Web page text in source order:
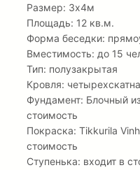
Размер: 3х4м
Площадь: 12 кв.м.
Форма беседки:
Вместимость: до 15
Тип: полузакрытая
Кровля:
Фундамент: Блочный
стоимость
Покраска: Tikkurila
стоимость
Ступенька: входит в